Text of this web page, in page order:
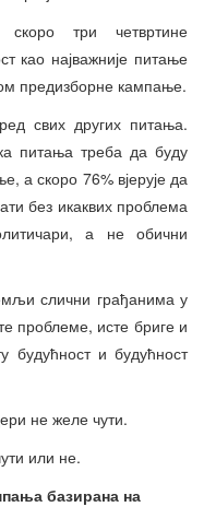
три четвртине
као најважније питање
предизборне кампање.
свих других питања.
питања треба да буду
а скоро 76% вјерује да
без икаквих проблема
а не обични
слични грађанима у
проблеме, исте бриге и
будућност и будућност
не желе чути.
или не.
базирана на